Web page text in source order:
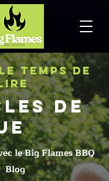
temps de
DE
le Big Flames BBQ
Blog